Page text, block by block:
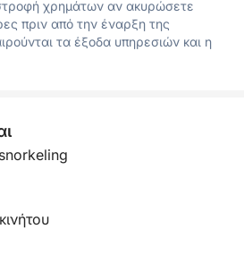
χρημάτων αν ακυρώσετε
πριν από την έναρξη της
τα έξοδα υπηρεσιών και η